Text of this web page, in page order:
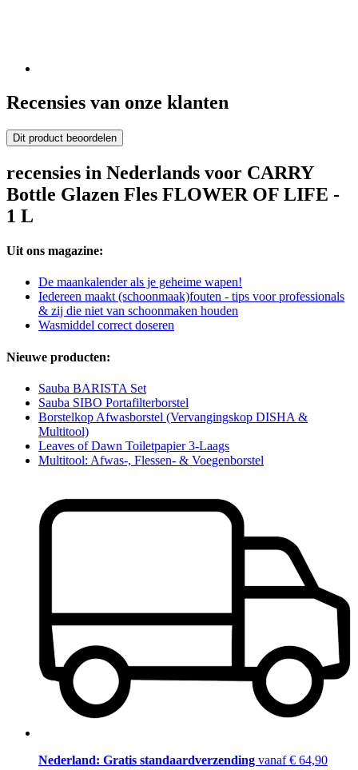
Recensies van onze klanten
Dit product beoordelen
recensies in Nederlands voor CARRY
Bottle Glazen Fles FLOWER OF LIFE -
1 L
Uit ons magazine:
De maankalender als je geheime wapen!
Iedereen maakt (schoonmaak)fouten - tips voor professionals
& zij die niet van schoonmaken houden
Wasmiddel correct doseren
Nieuwe producten:
Sauba BARISTA Set
Sauba SIBO Portafilterborstel
Borstelkop Afwasborstel (Vervangingskop DISHA &
Multitool)
Leaves of Dawn Toiletpapier 3-Laags
Multitool: Afwas-, Flessen- & Voegenborstel
Nederland: Gratis standaardverzending vanaf € 64,90